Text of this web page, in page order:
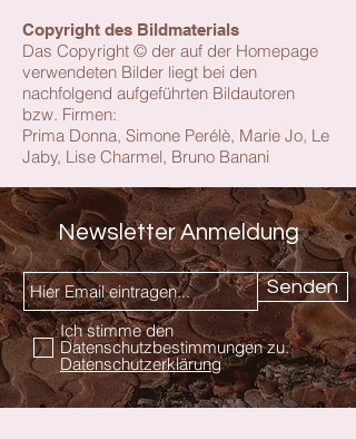
Copyright des Bildmaterials
Das Copyright © der auf der Homepage
verwendeten Bilder liegt bei den
nachfolgend aufgeführten Bildautoren
bzw. Firmen:
Prima Donna, Simone Perélè, Marie Jo, Le
Jaby, Lise Charmel, Bruno Banani
Newsletter Anmeldung
Senden
Ich stimme den
Datenschutzbestimmungen zu.
Datenschutzerklärung